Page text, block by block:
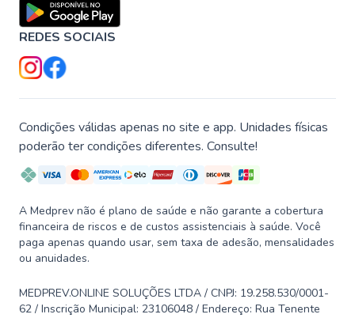
REDES SOCIAIS
Condições válidas apenas no site e app. Unidades físicas
poderão ter condições diferentes. Consulte!
A Medprev não é plano de saúde e não garante a cobertura
financeira de riscos e de custos assistenciais à saúde. Você
paga apenas quando usar, sem taxa de adesão, mensalidades
ou anuidades.
MEDPREV.ONLINE SOLUÇÕES LTDA / CNPJ: 19.258.530/0001-
62 / Inscrição Municipal: 23106048 / Endereço: Rua Tenente